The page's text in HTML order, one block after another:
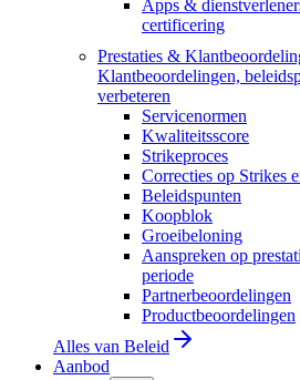
Apps &
certificering
Prestaties &
Klantbeoordelingen,
verbeteren
Servicenormen
Kwaliteitsscore
Strikeproces
Correcties op Strikes
Beleidspunten
Koopblok
Groeibeloning
Aanspreken op
periode
Partnerbeoordelingen
Productbeoordelingen
Alles van Beleid
Aanbod